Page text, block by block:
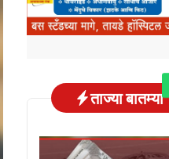
ताज्या बातम्या